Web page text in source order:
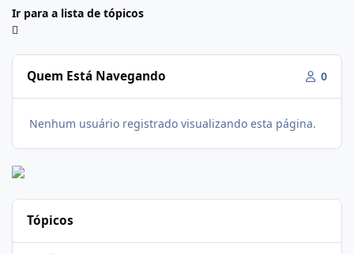
Ir para a lista de tópicos
Quem Está Navegando 0
Nenhum usuário registrado visualizando esta página.
Tópicos